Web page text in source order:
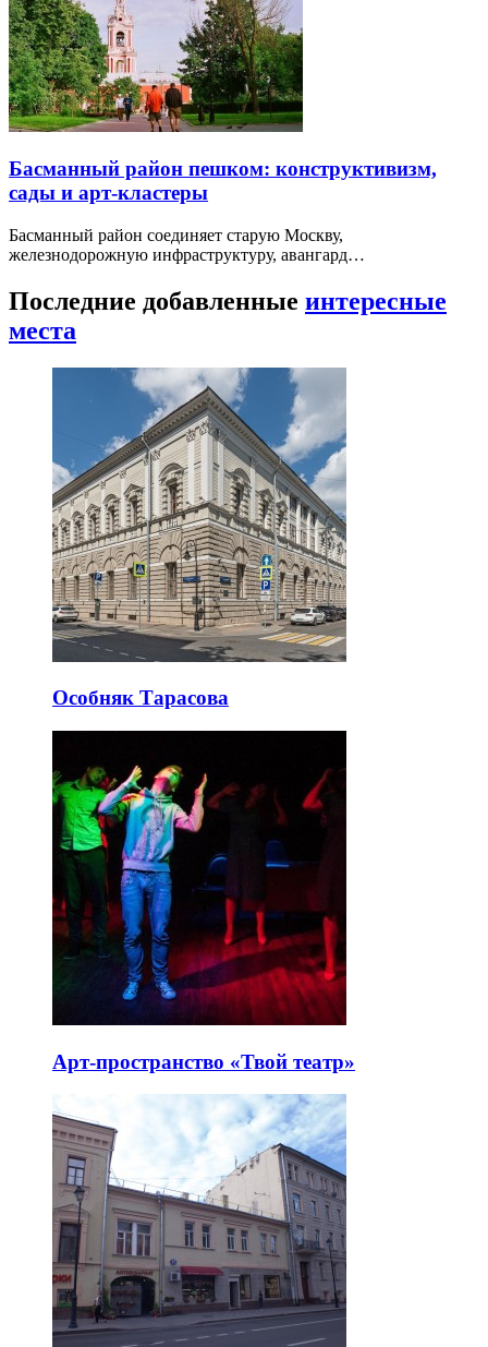
Басманный район пешком: конструктивизм,
сады и арт-кластеры
Басманный район соединяет старую Москву,
железнодорожную инфраструктуру, авангард…
Последние добавленные интересные
места
Особняк Тарасова
Арт-пространство «Твой театр»